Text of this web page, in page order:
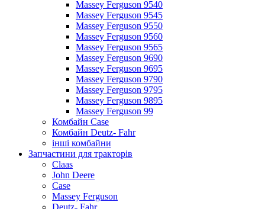
Massey Ferguson 9540
Massey Ferguson 9545
Massey Ferguson 9550
Massey Ferguson 9560
Massey Ferguson 9565
Massey Ferguson 9690
Massey Ferguson 9695
Massey Ferguson 9790
Massey Ferguson 9795
Massey Ferguson 9895
Massey Ferguson 99
Комбайн Case
Комбайн Deutz- Fahr
інші комбайни
Запчастини для тракторів
Claas
John Deere
Case
Massey Ferguson
Deutz- Fahr